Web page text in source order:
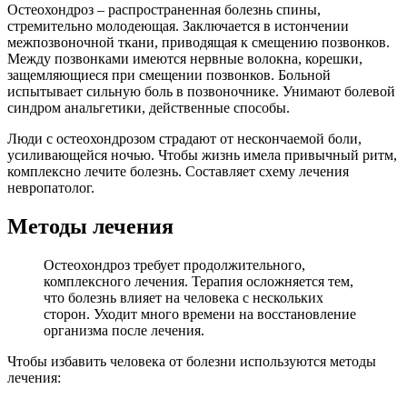
Остеохондроз – распространенная болезнь спины,
стремительно молодеющая. Заключается в истончении
межпозвоночной ткани, приводящая к смещению позвонков.
Между позвонками имеются нервные волокна, корешки,
защемляющиеся при смещении позвонков. Больной
испытывает сильную боль в позвоночнике. Унимают болевой
синдром анальгетики, действенные способы.
Люди с остеохондрозом страдают от нескончаемой боли,
усиливающейся ночью. Чтобы жизнь имела привычный ритм,
комплексно лечите болезнь. Составляет схему лечения
невропатолог.
Методы лечения
Остеохондроз требует продолжительного,
комплексного лечения. Терапия осложняется тем,
что болезнь влияет на человека с нескольких
сторон. Уходит много времени на восстановление
организма после лечения.
Чтобы избавить человека от болезни используются методы
лечения: